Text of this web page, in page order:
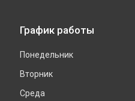
График работы
Понедельник
Вторник
Среда